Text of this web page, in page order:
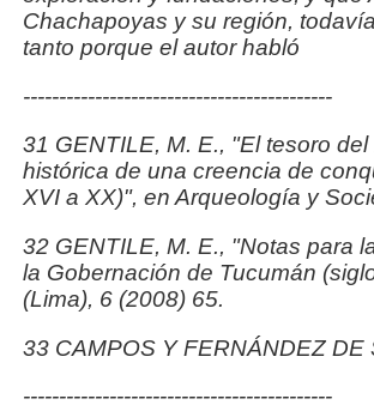
Chachapoyas y su región,
tanto porque el autor habló
-------------------------------------------
31 GENTILE, M. E., "El tesoro
histórica de una creencia de
XVI a XX)", enArqueología y
32 GENTILE, M. E., "Notas para
la Gobernación de Tucumán
(Lima), 6 (2008) 65.
33 CAMPOS Y FERNÁNDEZ DE
-------------------------------------------